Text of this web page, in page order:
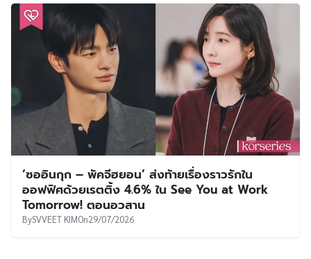
‘ซออินกุก – พัคจีฮยอน’ ส่งท้ายเรื่องราวรักใน
ออฟฟิศด้วยเรตติ้ง 4.6% ใน See You at Work
Tomorrow! ตอนอวสาน
BySVVEET KIMOn29/07/2026